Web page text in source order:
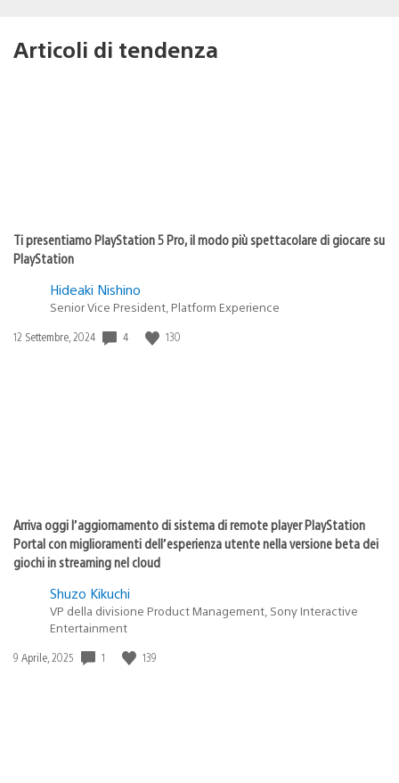
Articoli di tendenza
Ti presentiamo PlayStation 5 Pro, il modo più spettacolare di giocare su
PlayStation
Hideaki Nishino
Senior Vice President, Platform Experience
Data
12 Settembre, 2024 4 130
Arriva oggi l’aggiornamento di sistema di remote player PlayStation
Portal con miglioramenti dell’esperienza utente nella versione beta dei
giochi in streaming nel cloud
Shuzo Kikuchi
VP della divisione Product Management, Sony Interactive
Entertainment
Data
9 Aprile, 2025 1 139